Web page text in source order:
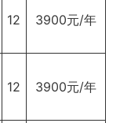
12 3900元/年
12 3900元/年